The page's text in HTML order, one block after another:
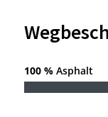
100 %Asphalt